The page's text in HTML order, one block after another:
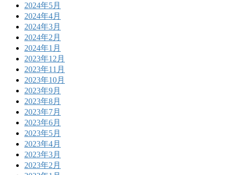
2024年5月
2024年4月
2024年3月
2024年2月
2024年1月
2023年12月
2023年11月
2023年10月
2023年9月
2023年8月
2023年7月
2023年6月
2023年5月
2023年4月
2023年3月
2023年2月